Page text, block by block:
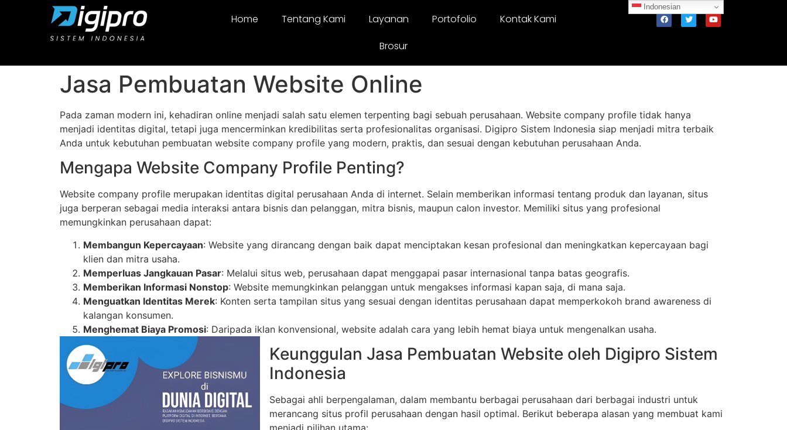
Home Tentang Kami Layanan Portofolio
Kontak Kami
Brosur
Jasa Pembuatan Website Online
Pada zaman modern ini, kehadiran online menjadi salah satu elemen terpenting bagi sebuah perusahaan. Website company profile tidak hanya
menjadi identitas digital, tetapi juga mencerminkan kredibilitas serta profesionalitas organisasi. Digipro Sistem Indonesia siap menjadi mitra terbaik
Anda untuk kebutuhan pembuatan website company profile yang modern, praktis, dan sesuai dengan kebutuhan perusahaan Anda.
Mengapa Website Company Profile Penting?
Website company profile merupakan identitas digital perusahaan Anda di internet. Selain memberikan informasi tentang produk dan layanan, situs
juga berperan sebagai media interaksi antara bisnis dan pelanggan, mitra bisnis, maupun calon investor. Memiliki situs yang profesional
memungkinkan perusahaan dapat:
Membangun Kepercayaan: Website yang dirancang dengan baik dapat menciptakan kesan profesional dan meningkatkan kepercayaan bagi
klien dan mitra usaha.
Memperluas Jangkauan Pasar: Melalui situs web, perusahaan dapat menggapai pasar internasional tanpa batas geografis.
Memberikan Informasi Nonstop: Website memungkinkan pelanggan untuk mengakses informasi kapan saja, di mana saja.
Menguatkan Identitas Merek: Konten serta tampilan situs yang sesuai dengan identitas perusahaan dapat memperkokoh brand awareness di
kalangan konsumen.
Menghemat Biaya Promosi: Daripada iklan konvensional, website adalah cara yang lebih hemat biaya untuk mengenalkan usaha.
Keunggulan Jasa Pembuatan Website oleh Digipro Sistem
Indonesia
Sebagai ahli berpengalaman, dalam membantu berbagai perusahaan dari berbagai industri untuk
merancang situs profil perusahaan dengan hasil optimal. Berikut beberapa alasan yang membuat kami
Indonesian